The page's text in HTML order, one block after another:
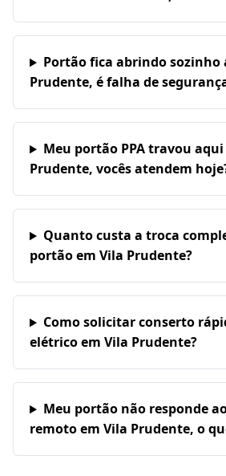
Portão fica abrindo sozinho
Prudente, é falha de
Meu portão PPA travou
Prudente, vocês atendem
Quanto custa a troca
portão em Vila Prudente?
Como solicitar conserto
elétrico em Vila Prudente?
Meu portão não responde
remoto em Vila Prudente, o